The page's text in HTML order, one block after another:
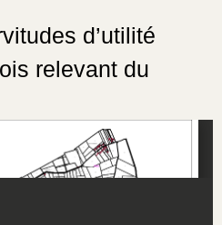
d’utilité
relevant du